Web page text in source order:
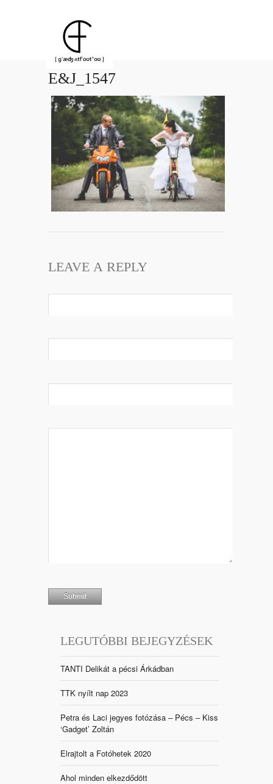
E&J_1547
LEAVE A REPLY
LEGUTÓBBI BEJEGYZÉSEK
TANTI Delikát a pécsi Árkádban
TTK nyílt nap 2023
Petra és Laci jegyes fotózása – Pécs – Kiss
‘Gadget’ Zoltán
Elrajtolt a Fotóhetek 2020
Ahol minden elkezdődött